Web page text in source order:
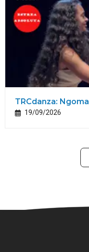
TRCdanza: Ngoma
19/09/2026